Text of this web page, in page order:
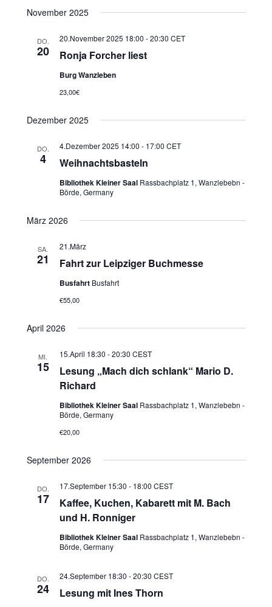
und
November 2025
DO.
20 Ronja Forcher liest
20.November 2025 18:00 -20:30 CET
Burg Wanzleben
23,00€
Dezember 2025
DO.
4 Weihnachtsbasteln
4.Dezember 2025 14:00 - 17:00 CET
Bibliothek Kleiner Saal Rassbachplatz 1, Wanzlebebn -
Börde, Germany
März 2026
SA.
21 Fahrt zur Leipziger Buchmesse
21.März
Busfahrt Busfahrt
€55,00
April 2026
MI.
15
Lesung „Mach dich schlank“ Mario D.
Richard
15.April 18:30 -20:30 CEST
Bibliothek Kleiner Saal Rassbachplatz 1, Wanzlebebn -
Börde, Germany
€20,00
September 2026
DO.
17
Kaffee, Kuchen, Kabarett mit M. Bach
und H. Ronniger
17.September 15:30 - 18:00 CEST
Bibliothek Kleiner Saal Rassbachplatz 1, Wanzlebebn -
Börde, Germany
DO.
24 Lesung mit Ines Thorn
24.September 18:30 -20:30 CEST